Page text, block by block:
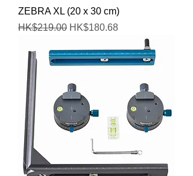
ZEBRA XL (20 x 30 cm)
一般價格
HK$219.00 促銷價格
HK$180.68